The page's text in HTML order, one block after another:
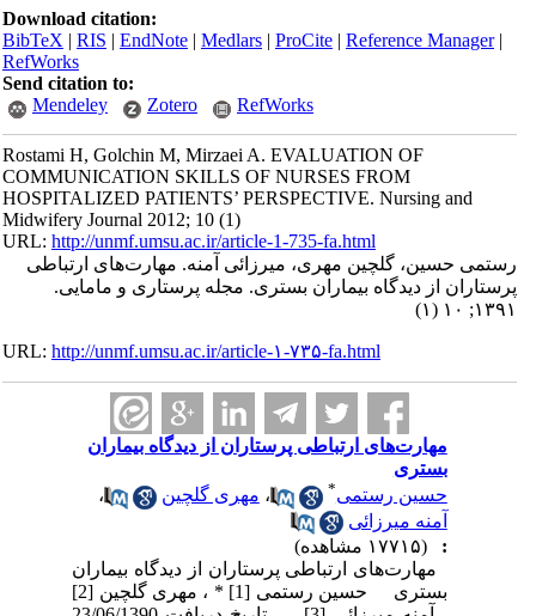
Download citation:
BibTeX|RIS|EndNote|Medlars|ProCite|Reference Manager
RefWorks
Send citation to:
Mendeley
Zotero RefWorks
Rostami H, Golchin M, Mirzaei A. EVALUATION OF
COMMUNICATION SKILLS OF NURSES FROM
HOSPITALIZED PATIENTS’ PERSPECTIVE. Nursing and
Midwifery Journal 2012; 10 (1)
URL:http://unmf.umsu.ac.ir/article-1-735-fa.html
رستمی حسین، گلچین مهری، میرزائی آمنه. مهارت‌های ارتباطی
پرستاران از دیدگاه بیماران بستری. مجله پرستاری و مامایی.
۱۳۹۱; ۱۰ (۱)
URL:http://unmf.umsu.ac.ir/article-۱-۷۳۵-fa.html
مهارت‌های ارتباطی پرستاران از دیدگاه بیماران
بستری
حسین رستمی
،مهری گلچین
،
آمنه میرزائی
مهارت‌های ارتباطی پرستاران از دیدگاه بیماران
بستری حسین رستمی [1] * ، مهری گلچین [2]